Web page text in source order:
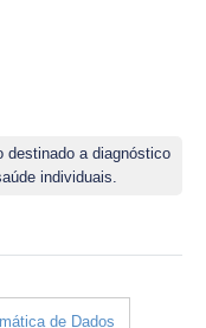
destinado a diagnóstico
individuais.